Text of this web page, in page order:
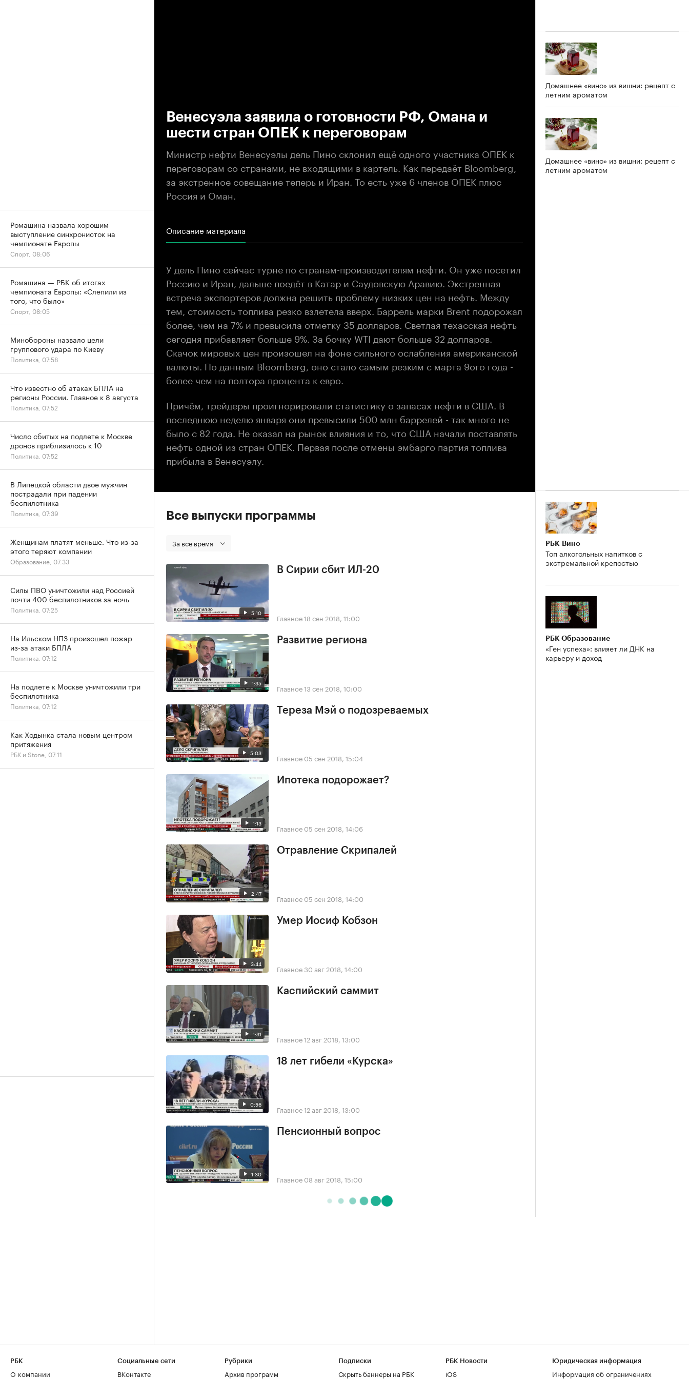
Венесуэла заявила о готовности РФ, Омана и
шести стран ОПЕК к переговорам
Министр нефти Венесуэлы дель Пино склонил ещё одного участника ОПЕК к
переговорам со странами, не входящими в картель. Как передаёт Bloomberg,
за экстренное совещание теперь и Иран. То есть уже 6 членов ОПЕК плюс
Россия и Оман.
Описание материала
У дель Пино сейчас турне по странам-производителям нефти. Он уже посетил
Россию и Иран, дальше поедёт в Катар и Саудовскую Аравию. Экстренная
встреча экспортеров должна решить проблему низких цен на нефть. Между
тем, стоимость топлива резко взлетела вверх. Баррель марки Brent подорожал
более, чем на 7% и превысила отметку 35 долларов. Светлая техасская нефть
сегодня прибавляет больше 9%. За бочку WTI дают больше 32 долларов.
Скачок мировых цен произошел на фоне сильного ослабления американской
валюты. По данным Bloomberg , оно стало самым резким с марта 9ого года -
более чем на полтора процента к евро.
Причём, трейдеры проигнорировали статистику о запасах нефти в США. В
последнюю неделю января они превысили 500 млн баррелей - так много не
было с 82 года. Не оказал на рынок влияния и то, что США начали поставлять
нефть одной из стран ОПЕК. Первая после отмены эмбарго партия топлива
прибыла в Венесуэлу.
Все выпуски программы
За все время
5:10
В Сирии сбит ИЛ-20
Главное18 сен 2018, 11:00
1:35
Развитие региона
Главное13 сен 2018, 10:00
5:03
Тереза Мэй о подозреваемых
Главное 05 сен 2018, 15:04
1:13
Ипотека подорожает?
Главное 05 сен 2018, 14:06
2:47
Отравление Скрипалей
Главное 05 сен 2018, 14:00
3:44
Умер Иосиф Кобзон
Главное30 авг 2018, 14:00
1:31
Каспийский саммит
Главное12 авг 2018, 13:00
0:56
18 лет гибели «Курска»
Главное12 авг 2018, 13:00
1:30
Пенсионный вопрос
Главное 08 авг 2018, 15:00
Домашнее «вино» из вишни: рецепт с
летним ароматом
Домашнее «вино» из вишни: рецепт с
летним ароматом
РБК Вино
Топ алкогольных напитков с
экстремальной крепостью
РБК Образование
«Ген успеха»: влияет ли ДНК на
карьеру и доход
Ромашина назвала хорошим
выступление синхронисток на
чемпионате Европы
Спорт, 08:06
Ромашина — РБК об итогах
чемпионата Европы: «Слепили из
того, что было»
Спорт, 08:05
Минобороны назвало цели
группового удара по Киеву
Политика, 07:58
Что известно об атаках БПЛА на
регионы России. Главное к 8 августа
Политика, 07:52
Число сбитых на подлете к Москве
дронов приблизилось к 10
Политика, 07:52
В Липецкой области двое мужчин
пострадали при падении
беспилотника
Политика, 07:39
Женщинам платят меньше. Что из-за
этого теряют компании
Образование, 07:33
Силы ПВО уничтожили над Россией
почти 400 беспилотников за ночь
Политика, 07:25
На Ильском НПЗ произошел пожар
из-за атаки БПЛА
Политика, 07:12
На подлете к Москве уничтожили три
беспилотника
Политика, 07:12
Как Ходынка стала новым центром
притяжения
РБК и Stone, 07:11
РБК
О компании
Социальные сети
ВКонтакте
Рубрики
Архив программ
Подписки
Скрыть баннеры на РБК
РБК Новости
iOS
Юридическая информация
Информация об ограничениях